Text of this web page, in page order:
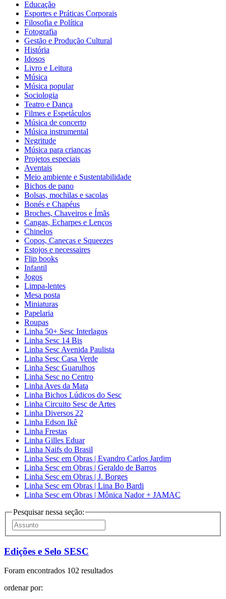
Educação
Esportes e Práticas Corporais
Filosofia e Política
Fotografia
Gestão e Produção Cultural
História
Idosos
Livro e Leitura
Música
Música popular
Sociologia
Teatro e Dança
Filmes e Espetáculos
Música de concerto
Música instrumental
Negritude
Música para crianças
Projetos especiais
Aventais
Meio ambiente e Sustentabilidade
Bichos de pano
Bolsas, mochilas e sacolas
Bonés e Chapéus
Broches, Chaveiros e Ímãs
Cangas, Echarpes e Lenços
Chinelos
Copos, Canecas e Squeezes
Estojos e necessaires
Flip books
Infantil
Jogos
Limpa-lentes
Mesa posta
Miniaturas
Papelaria
Roupas
Linha 50+ Sesc Interlagos
Linha Sesc 14 Bis
Linha Sesc Avenida Paulista
Linha Sesc Casa Verde
Linha Sesc Guarulhos
Linha Sesc no Centro
Linha Aves da Mata
Linha Bichos Lúdicos do Sesc
Linha Circuito Sesc de Artes
Linha Diversos 22
Linha Edson Ikê
Linha Frestas
Linha Gilles Eduar
Linha Naifs do Brasil
Linha Sesc em Obras | Evandro Carlos Jardim
Linha Sesc em Obras | Geraldo de Barros
Linha Sesc em Obras | J. Borges
Linha Sesc em Obras | Lina Bo Bardi
Linha Sesc em Obras | Mônica Nador + JAMAC
Pesquisar nessa seção:
Edições e Selo SESC
Foram encontrados 102 resultados
ordenar por: